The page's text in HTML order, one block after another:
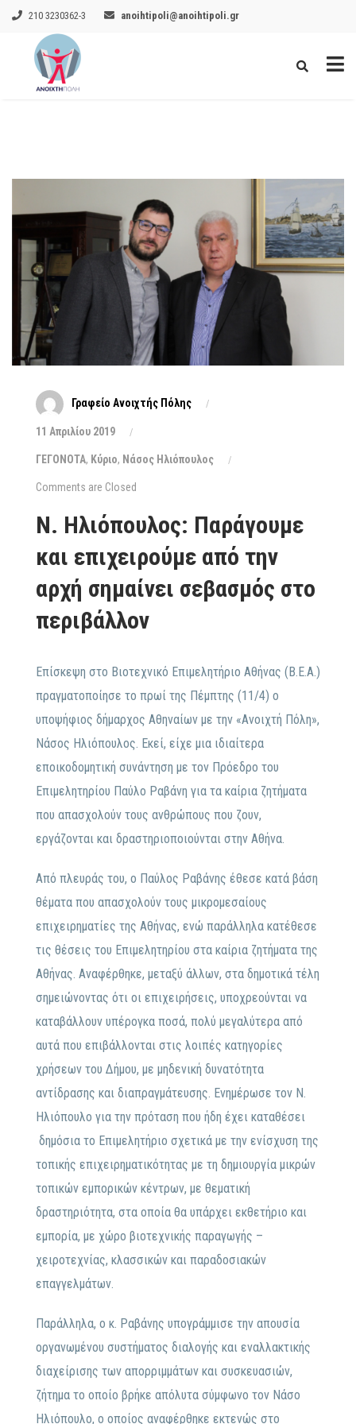
210 3230362-3 anoihtipoli@anoihtipoli.gr
Γραφείο Ανοιχτής Πόλης
11 Απριλίου 2019
ΓΕΓΟΝΟΤΑ, Κύριο, Νάσος Ηλιόπουλος
Comments are Closed
Ν. Ηλιόπουλος: Παράγουμε
και επιχειρούμε από την
αρχή σημαίνει σεβασμός στο
περιβάλλον
Επίσκεψη στο Βιοτεχνικό Επιμελητήριο Αθήνας (Β.Ε.Α.)
πραγματοποίησε το πρωί της Πέμπτης (11/4) ο
υποψήφιος δήμαρχος Αθηναίων με την «Ανοιχτή Πόλη»,
Νάσος Ηλιόπουλος. Εκεί, είχε μια ιδιαίτερα
εποικοδομητική συνάντηση με τον Πρόεδρο του
Επιμελητηρίου Παύλο Ραβάνη για τα καίρια ζητήματα
που απασχολούν τους ανθρώπους που ζουν,
εργάζονται και δραστηριοποιούνται στην Αθήνα.
Από πλευράς του, ο Παύλος Ραβάνης έθεσε κατά βάση
θέματα που απασχολούν τους μικρομεσαίους
επιχειρηματίες της Αθήνας, ενώ παράλληλα κατέθεσε
τις θέσεις του Επιμελητηρίου στα καίρια ζητήματα της
Αθήνας. Αναφέρθηκε, μεταξύ άλλων, στα δημοτικά τέλη
σημειώνοντας ότι οι επιχειρήσεις, υποχρεούνται να
καταβάλλουν υπέρογκα ποσά, πολύ μεγαλύτερα από
αυτά που επιβάλλονται στις λοιπές κατηγορίες
χρήσεων του Δήμου, με μηδενική δυνατότητα
αντίδρασης και διαπραγμάτευσης. Ενημέρωσε τον Ν.
Ηλιόπουλο για την πρόταση που ήδη έχει καταθέσει
δημόσια το Επιμελητήριο σχετικά με την ενίσχυση της
τοπικής επιχειρηματικότητας με τη δημιουργία μικρών
τοπικών εμπορικών κέντρων, με θεματική
δραστηριότητα, στα οποία θα υπάρχει εκθετήριο και
εμπορία, με χώρο βιοτεχνικής παραγωγής –
χειροτεχνίας, κλασσικών και παραδοσιακών
επαγγελμάτων.
Παράλληλα, ο κ. Ραβάνης υπογράμμισε την απουσία
οργανωμένου συστήματος διαλογής και εναλλακτικής
διαχείρισης των απορριμμάτων και συσκευασιών,
ζήτημα το οποίο βρήκε απόλυτα σύμφωνο τον Νάσο
Ηλιόπουλο, ο οποίος αναφέρθηκε εκτενώς στο